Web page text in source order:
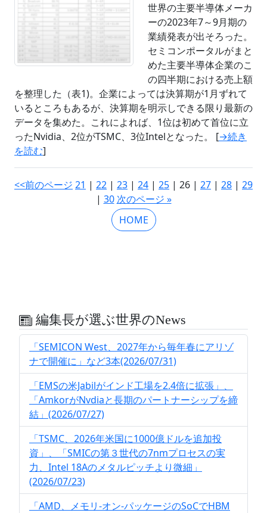
世界の主要半導体メーカ
ーの2023年7～9月期の
業績発表が出そろった。
セミコンポータルがまと
めた主要半導体企業のこ
の四半期における売上額
を整理した（表1)。企業によっては決算期が1月ずれて
いるところもあるが、決算期を明示しできる限り最新の
データを集めた。これによれば、1位は初めて首位に立
ったNvidia、2位がTSMC、3位Intelとなった。 [→続き
を読む]
<<前のページ 21 | 22 | 23 | 24 | 25 | 26 | 27 | 28 | 29
| 30 次のページ »
HOME
編集長が選ぶ世界のNews
「SEMICON West、2027年から毎年春にアリゾ
ナで開催に」など3本(2026/07/31)
「EMSの米Jabilがインド工場を2.4倍に拡張」、
「AmkorがNvdiaと長期のパートナーシップを締
結」(2026/07/27)
「TSMC、2026年米国に1000億ドルを追加投
資」、「SMICの第３世代の7nmプロセスの実
力、Intel 18Aのメタルピッチより微細」
(2026/07/23)
「AMD、メモリ-オン-パッケージのSoCでHBM